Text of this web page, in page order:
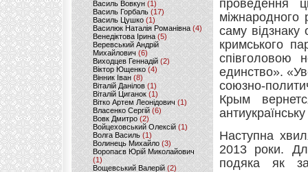
Василь Вовкун (1)
Василь Горбаль (17)
Василь Цушко (1)
Василюк Наталія Романівна (4)
Венедіктова Ірина(5)
Веревський Андрій
Михайлович (6)
Виходцев Геннадій (2)
Віктор Ющенко (4)
Вінник Іван (8)
Віталій Данілов (1)
Віталій Циганок (1)
Вітко Артем Леонідович(1)
Власенко Сергій (6)
Вовк Дмитро(2)
Войцеховський Олексій(1)
Волга Василь (1)
Волинець Михайло (3)
Воропаєв Юрій Миколайович
(1)
Вощевський Валерій(2)
проведення
саму відзнаку
кримського
співголовою
единство».
союзно-
Крым
Наступна
2013 роки.
подяка як